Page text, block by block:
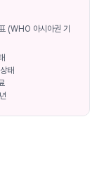
(WHO 아시아권 기
태